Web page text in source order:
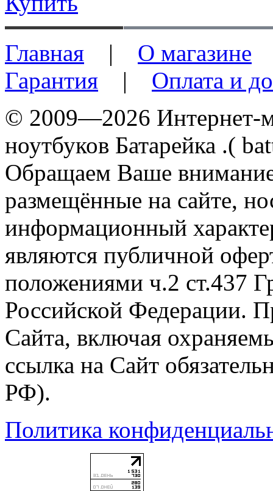
Главная | О магазине
Гарантия | Оплата и
© 2009—2026 Интернет-
ноутбуков Батарейка .(
Обращаем Ваше
размещённые на сайте,
информационный
являются публичной
положениями ч.2 ст.437
Российской Федерации.
Сайта, включая
ссылка на Сайт
РФ).
Политика